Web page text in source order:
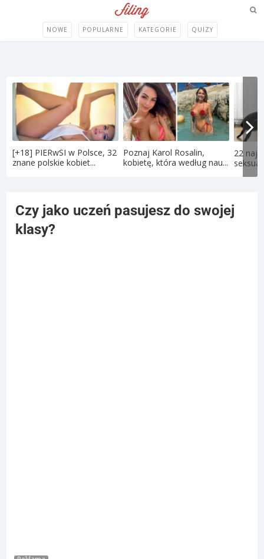
NOWE POPULARNE KATEGORIE QUIZY
[+18] PIERwSI w Polsce, 32
znane polskie kobiet...
Poznaj Karol Rosalin,
kobietę, która według nau...
22
Czy jako uczeń pasujesz do swojej
klasy?